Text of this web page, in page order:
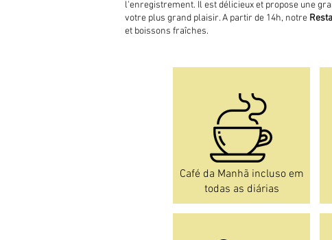
l'enregistrement. Il est délicieux et propose une
votre plus grand plaisir. A partir de 14h, notre
et boissons fraîches.
Café da Manhã incluso em
todas as diárias